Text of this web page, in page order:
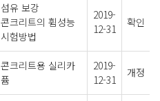
섬유 보강
콘크리트의 휨성능
시험방법
2019-
12-31
확인
콘크리트용 실리카
퓸
2019-
12-31
개정